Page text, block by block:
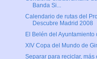
Banda Si...
Calendario de rutas del
Descubre Madrid 2008
El Belén del Ayuntamiento
XIV Copa del Mundo de
Separar para reciclar, más